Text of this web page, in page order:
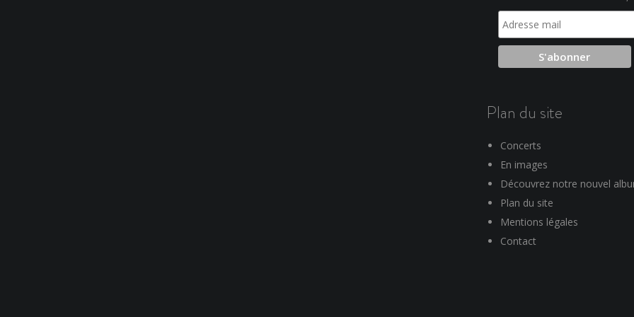
Plan du site
Concerts
En images
Découvrez notre nouvel
Plan du site
Mentions légales
Contact